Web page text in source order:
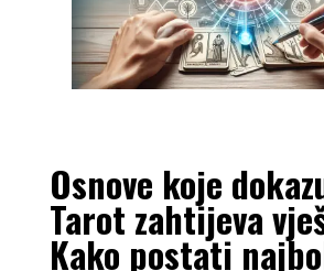
Osnove koje
Tarot zahtijeva
Kako postati